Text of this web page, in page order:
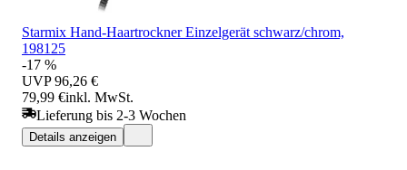
Starmix Hand-Haartrockner Einzelgerät schwarz/chrom,
198125
-17 %
UVP 96,26 €
79,99 €inkl. MwSt.
Lieferung bis 2-3 Wochen
Details anzeigen